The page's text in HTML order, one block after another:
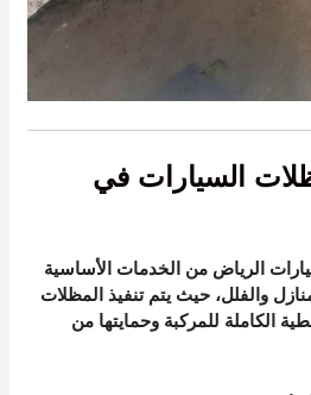
السيارات في
الرياض من الخدمات الأساسية
والفلل، حيث يتم تنفيذ المظلات
الكاملة للمركبة وحمايتها من